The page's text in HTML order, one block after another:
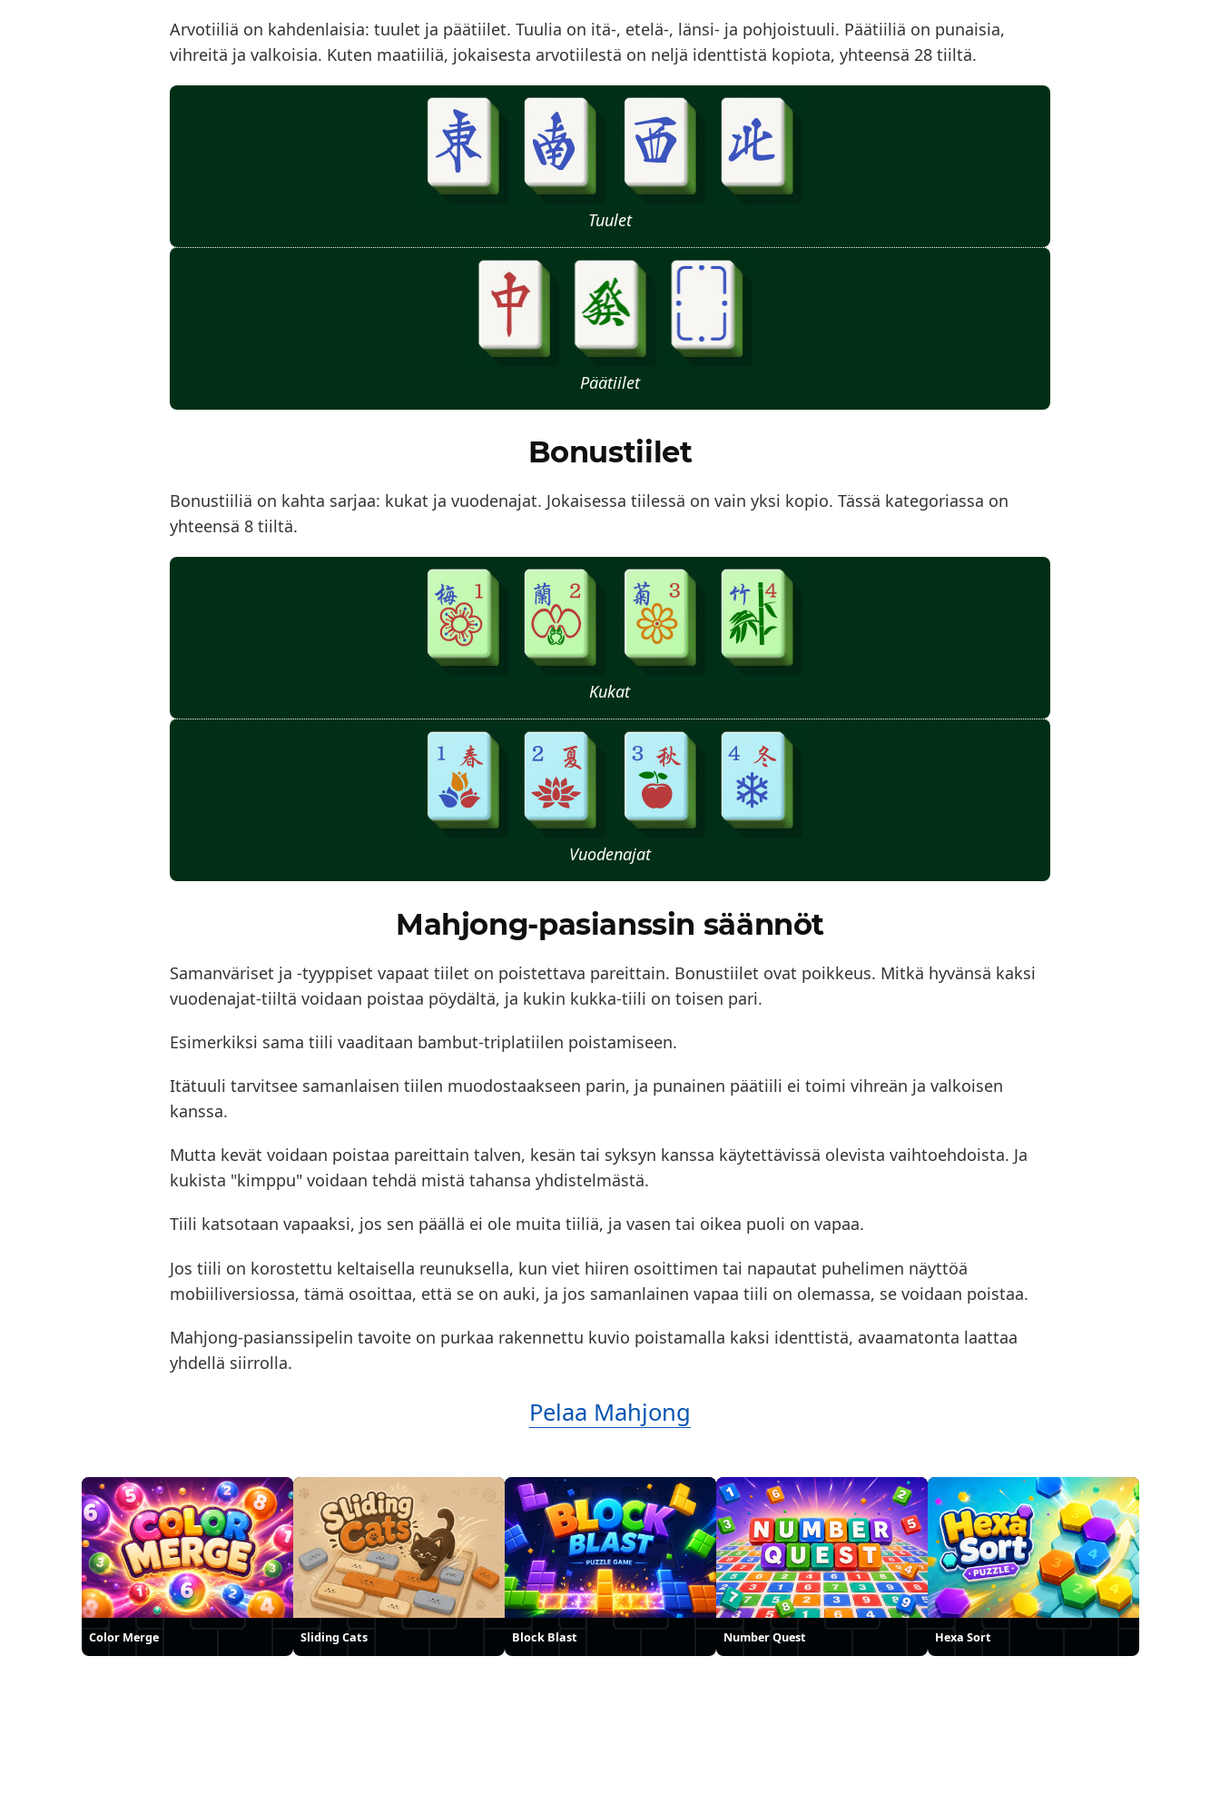
Arvotiiliä on kahdenlaisia: tuulet ja päätiilet. Tuulia on itä-, etelä-, länsi- ja pohjoistuuli. Päätiiliä on punaisia,
vihreitä ja valkoisia. Kuten maatiiliä, jokaisesta arvotiilestä on neljä identtistä kopiota, yhteensä 28 tiiltä.
Tuulet
Päätiilet
Bonustiilet
Bonustiiliä on kahta sarjaa: kukat ja vuodenajat. Jokaisessa tiilessä on vain yksi kopio. Tässä kategoriassa on
yhteensä 8 tiiltä.
Kukat
Vuodenajat
Mahjong-pasianssin säännöt
Samanväriset ja -tyyppiset vapaat tiilet on poistettava pareittain. Bonustiilet ovat poikkeus. Mitkä hyvänsä kaksi
vuodenajat-tiiltä voidaan poistaa pöydältä, ja kukin kukka-tiili on toisen pari.
Esimerkiksi sama tiili vaaditaan bambut-triplatiilen poistamiseen.
Itätuuli tarvitsee samanlaisen tiilen muodostaakseen parin, ja punainen päätiili ei toimi vihreän ja valkoisen
kanssa.
Mutta kevät voidaan poistaa pareittain talven, kesän tai syksyn kanssa käytettävissä olevista vaihtoehdoista. Ja
kukista "kimppu" voidaan tehdä mistä tahansa yhdistelmästä.
Tiili katsotaan vapaaksi, jos sen päällä ei ole muita tiiliä, ja vasen tai oikea puoli on vapaa.
Jos tiili on korostettu keltaisella reunuksella, kun viet hiiren osoittimen tai napautat puhelimen näyttöä
mobiiliversiossa, tämä osoittaa, että se on auki, ja jos samanlainen vapaa tiili on olemassa, se voidaan poistaa.
Mahjong-pasianssipelin tavoite on purkaa rakennettu kuvio poistamalla kaksi identtistä, avaamatonta laattaa
yhdellä siirrolla.
Pelaa Mahjong
Color Merge Sliding Cats Block Blast Number Quest Hexa Sort